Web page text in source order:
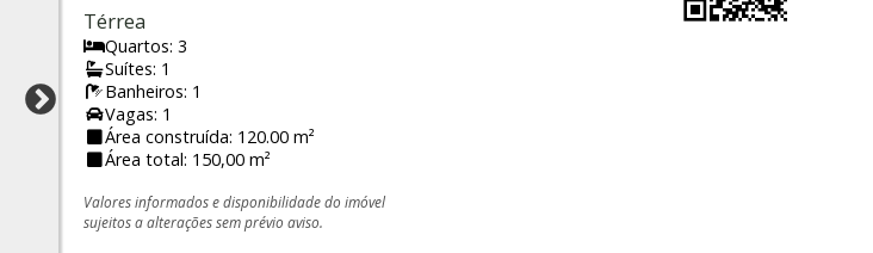
Térrea
Quartos: 3
Suítes: 1
Banheiros: 1
Vagas: 1
Área construída: 120.00 m²
Área total: 150,00 m²
Valores informados e disponibilidade do imóvel
sujeitos a alterações sem prévio aviso.